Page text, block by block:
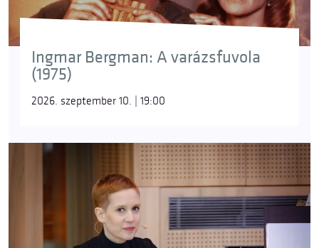
Ingmar Bergman: A varázsfuvola
(1975)
2026. szeptember 10. | 19:00